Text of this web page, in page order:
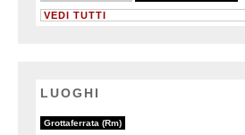
VEDI TUTTI
LUOGHI
Grottaferrata (Rm)
1/1